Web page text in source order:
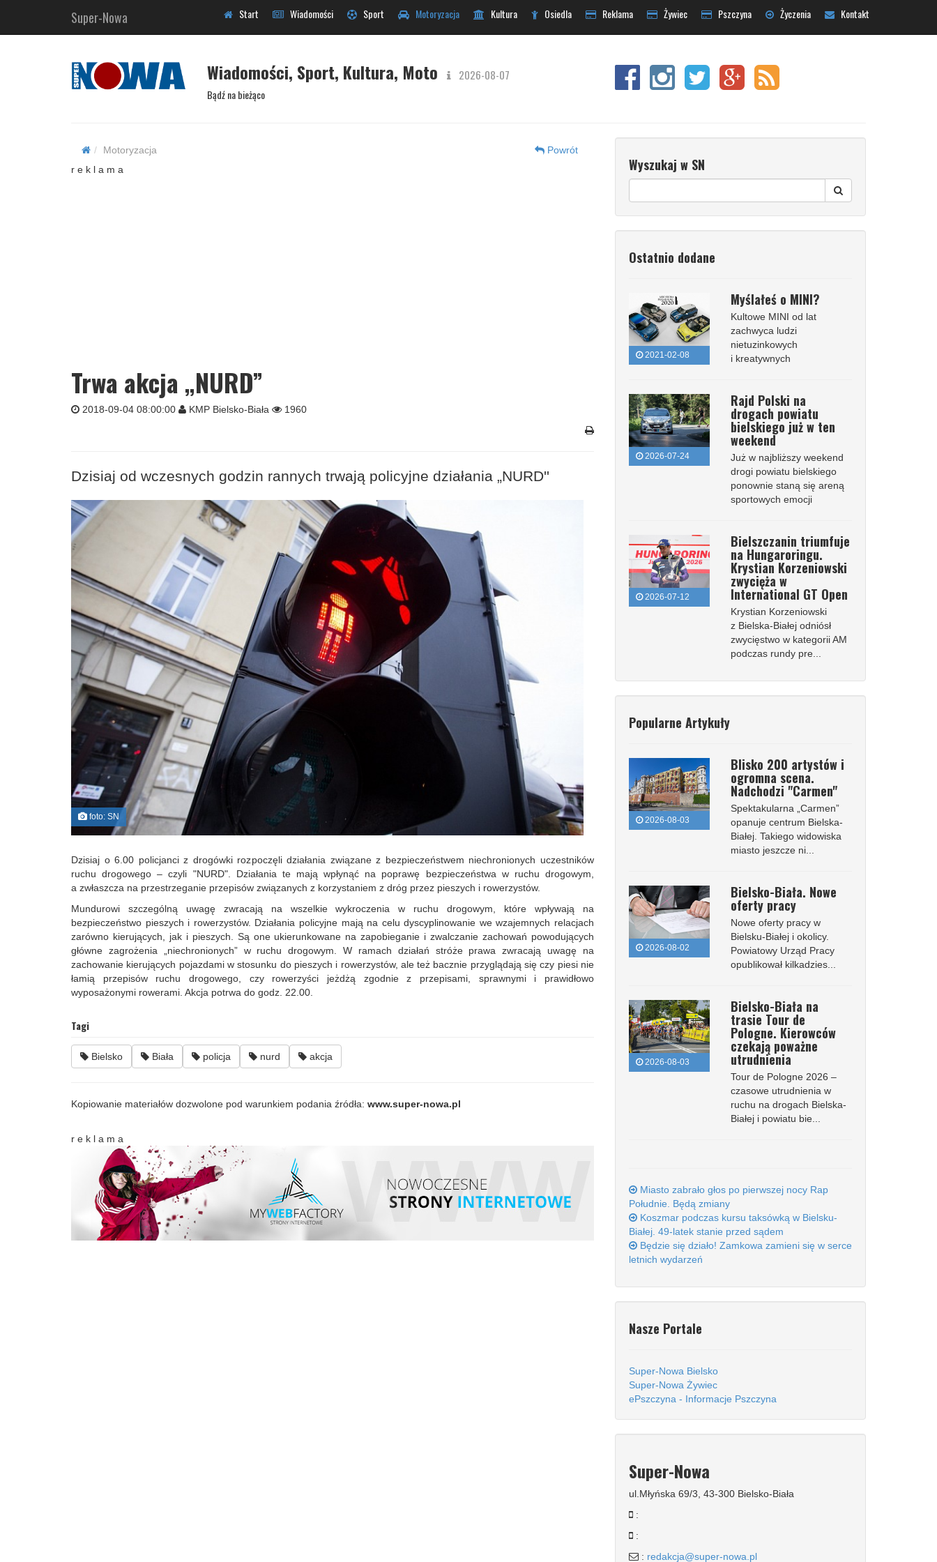
Super-Nowa Start Wiadomości Sport Motoryzacja Kultura Osiedla Reklama Żywiec Pszczyna Życzenia Kontakt
Wiadomości, Sport, Kultura, Moto 2026-08-07
Bądź na bieżąco
Motoryzacja
Powrót
r e k l a m a
Trwa akcja „NURD”
2018-09-04 08:00:00 KMP Bielsko-Biała 1960
Dzisiaj od wczesnych godzin rannych trwają policyjne działania „NURD''
foto: SN
Dzisiaj o 6.00 policjanci z drogówki rozpoczęli działania związane z bezpieczeństwem niechronionych uczestników
ruchu drogowego – czyli "NURD". Działania te mają wpłynąć na poprawę bezpieczeństwa w ruchu drogowym,
a zwłaszcza na przestrzeganie przepisów związanych z korzystaniem z dróg przez pieszych i rowerzystów.
Mundurowi szczególną uwagę zwracają na wszelkie wykroczenia w ruchu drogowym, które wpływają na
bezpieczeństwo pieszych i rowerzystów. Działania policyjne mają na celu dyscyplinowanie we wzajemnych relacjach
zarówno kierujących, jak i pieszych. Są one ukierunkowane na zapobieganie i zwalczanie zachowań powodujących
główne zagrożenia „niechronionych” w ruchu drogowym. W ramach działań stróże prawa zwracają uwagę na
zachowanie kierujących pojazdami w stosunku do pieszych i rowerzystów, ale też bacznie przyglądają się czy piesi nie
łamią przepisów ruchu drogowego, czy rowerzyści jeżdżą zgodnie z przepisami, sprawnymi i prawidłowo
wyposażonymi rowerami. Akcja potrwa do godz. 22.00.
Tagi
Bielsko Biała policja nurd akcja
Kopiowanie materiałów dozwolone pod warunkiem podania źródła: www.super-nowa.pl
r e k l a m a
Wyszukaj w SN
Ostatnio dodane
2021-02-08
Myślałeś o MINI?
Kultowe MINI od lat
zachwyca ludzi
nietuzinkowych
i kreatywnych
2026-07-24
Rajd Polski na
drogach powiatu
bielskiego już w ten
weekend
Już w najbliższy weekend
drogi powiatu bielskiego
ponownie staną się areną
sportowych emocji
2026-07-12
Bielszczanin triumfuje
na Hungaroringu.
Krystian Korzeniowski
zwycięża w
International GT Open
Krystian Korzeniowski
z Bielska-Białej odniósł
zwycięstwo w kategorii AM
podczas rundy pre...
Popularne Artykuły
2026-08-03
Blisko 200 artystów i
ogromna scena.
Nadchodzi "Carmen"
Spektakularna „Carmen”
opanuje centrum Bielska-
Białej. Takiego widowiska
miasto jeszcze ni...
2026-08-02
Bielsko-Biała. Nowe
oferty pracy
Nowe oferty pracy w
Bielsku-Białej i okolicy.
Powiatowy Urząd Pracy
opublikował kilkadzies...
2026-08-03
Bielsko-Biała na
trasie Tour de
Pologne. Kierowców
czekają poważne
utrudnienia
Tour de Pologne 2026 –
czasowe utrudnienia w
ruchu na drogach Bielska-
Białej i powiatu bie...
Miasto zabrało głos po pierwszej nocy Rap
Południe. Będą zmiany
Koszmar podczas kursu taksówką w Bielsku-
Białej. 49-latek stanie przed sądem
Będzie się działo! Zamkowa zamieni się w serce
letnich wydarzeń
Nasze Portale
Super-Nowa Bielsko
Super-Nowa Żywiec
ePszczyna - Informacje Pszczyna
Super-Nowa
ul.Młyńska 69/3, 43-300 Bielsko-Biała
:
:
: redakcja@super-nowa.pl